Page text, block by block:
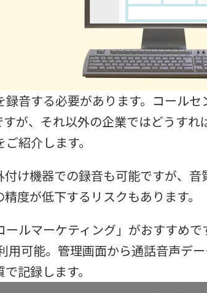
音する必要があります。コールセ
が、それ以外の企業ではどうすれ
紹介します。
け機器での録音も可能ですが、
度が低下するリスクもあります。
ルマーケティング」がおすすめ
可能。管理画面から通話音声デ
記録します。